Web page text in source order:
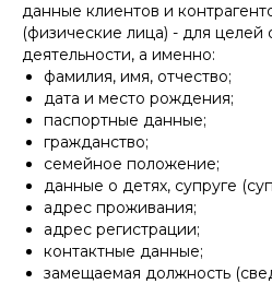
данные клиентов и
(физические лица) - для целей
деятельности, а именно:
фамилия, имя, отчество;
дата и место рождения;
паспортные данные;
гражданство;
семейное положение;
данные о детях, супруге
адрес проживания;
адрес регистрации;
контактные данные;
замещаемая должность